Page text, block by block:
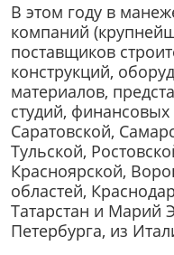
В этом году в
компаний
поставщиков
конструкций,
материалов,
студий,
Саратовской,
Тульской,
Красноярской,
областей,
Татарстан и Марий
Петербурга, из